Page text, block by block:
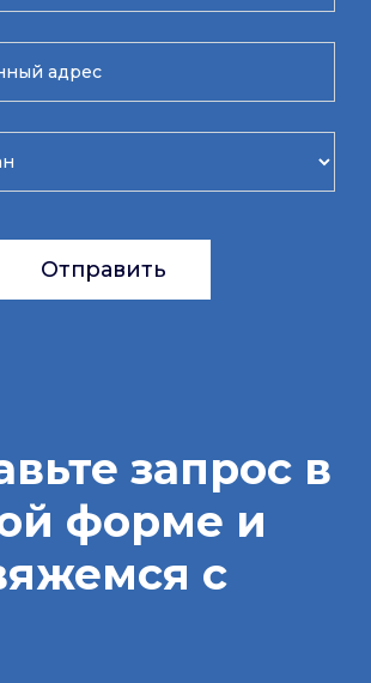
Отправить
запрос в
форме и
с